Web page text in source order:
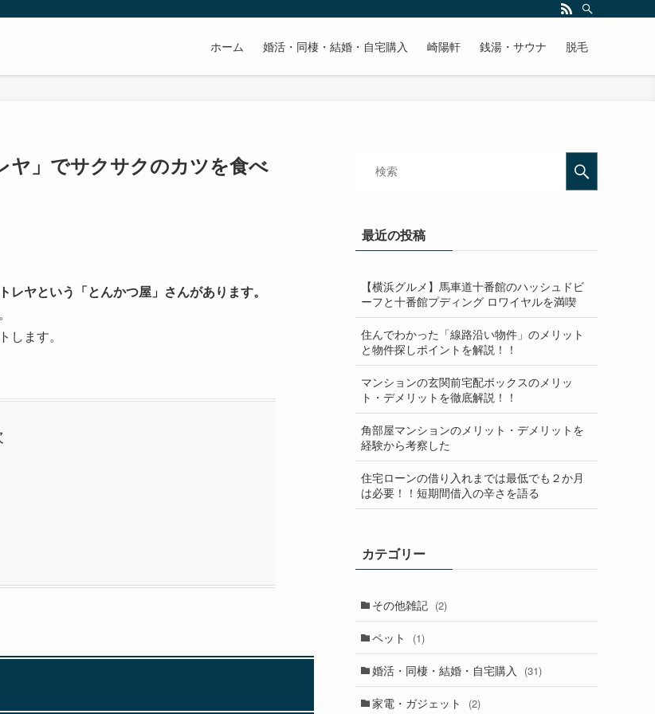
ホーム 婚活・同棲・結婚・自宅購入 崎陽軒 銭湯・サウナ 脱毛
ヤ」でサクサクのカツを食べ
レヤという「とんかつ屋」さんがあります。
ます。
最近の投稿
【横浜グルメ】馬車道十番館のハッシュドビ
ーフと十番館プディング ロワイヤルを満喫
住んでわかった「線路沿い物件」のメリット
と物件探しポイントを解説！！
マンションの玄関前宅配ボックスのメリッ
ト・デメリットを徹底解説！！
角部屋マンションのメリット・デメリットを
経験から考察した
住宅ローンの借り入れまでは最低でも２か月
は必要！！短期間借入の辛さを語る
カテゴリー
その他雑記 (2)
ペット (1)
婚活・同棲・結婚・自宅購入 (31)
家電・ガジェット (2)